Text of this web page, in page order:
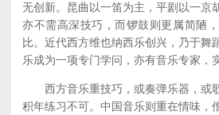
无创新。昆曲以一笛为主，平剧以一京
亦不需高深技巧，而锣鼓则更属简陋
比。近代西方维也纳西乐创兴，乃于舞
乐成为一项专门学问，亦有音乐专家，
西方音乐重技巧，或奏弹乐器，或
积年练习不可。中国音乐则重在情味，